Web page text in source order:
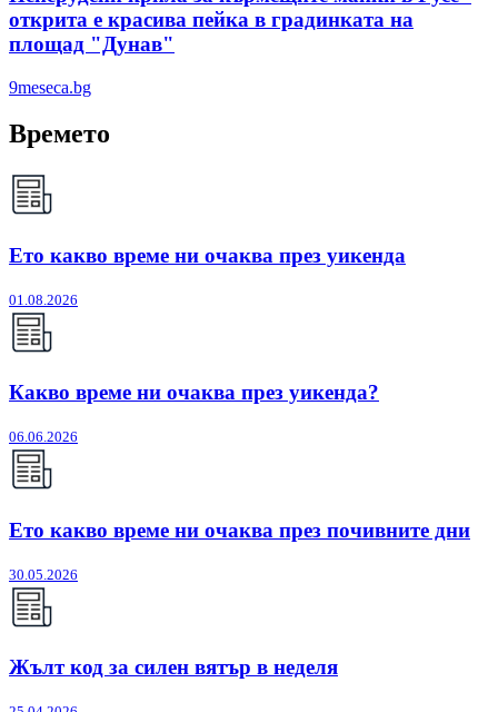
открита е красива пейка в градинката на
площад "Дунав"
9meseca.bg
Времето
Ето какво време ни очаква през уикенда
01.08.2026
Какво време ни очаква през уикенда?
06.06.2026
Ето какво време ни очаква през почивните дни
30.05.2026
Жълт код за силен вятър в неделя